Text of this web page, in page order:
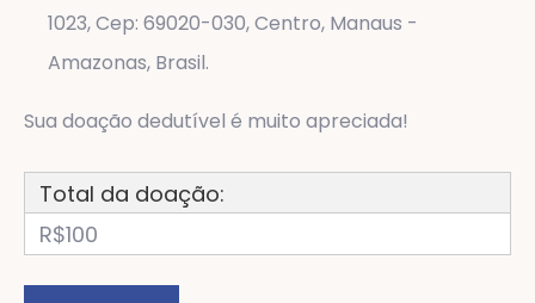
1023, Cep: 69020-030, Centro, Manaus -
Amazonas, Brasil.
Sua doação dedutível é muito apreciada!
Total da doação:
R$100